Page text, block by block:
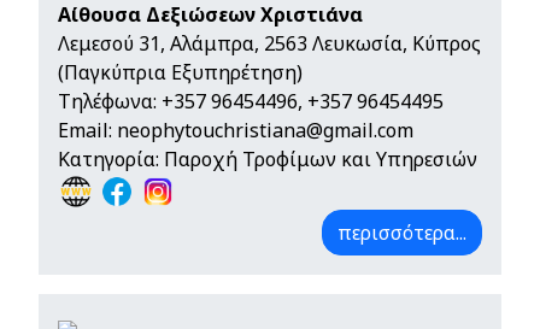
Αίθουσα Δεξιώσεων Χριστιάνα
Λεμεσού 31, Αλάμπρα, 2563 Λευκωσία, Κύπρος
(Παγκύπρια Εξυπηρέτηση)
Τηλέφωνα: +357 96454496, +357 96454495
Email: neophytouchristiana@gmail.com
Κατηγορία: Παροχή Τροφίμων και Υπηρεσιών
περισσότερα...